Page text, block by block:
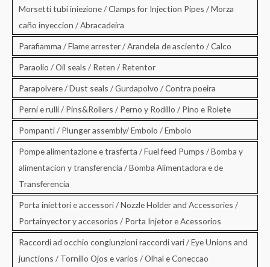
Morsetti tubi iniezione / Clamps for Injection Pipes / Morza
caño inyeccion / Abracadeira
Parafiamma / Flame arrester / Arandela de asciento / Calco
Paraolio / Oil seals / Reten / Retentor
Parapolvere / Dust seals / Gurdapolvo / Contra poeira
Perni e rulli / Pins&Rollers / Perno y Rodillo / Pino e Rolete
Pompanti / Plunger assembly/ Embolo / Embolo
Pompe alimentazione e trasferta / Fuel feed Pumps / Bomba y
alimentacion y transferencia / Bomba Alimentadora e de
Transferencia
Porta iniettori e accessori / Nozzle Holder and Accessories /
Portainyector y accesorios / Porta Injetor e Acessorios
Raccordi ad occhio congiunzioni raccordi vari / Eye Unions and
junctions / Tornillo Ojos e varios / Olhal e Coneccao